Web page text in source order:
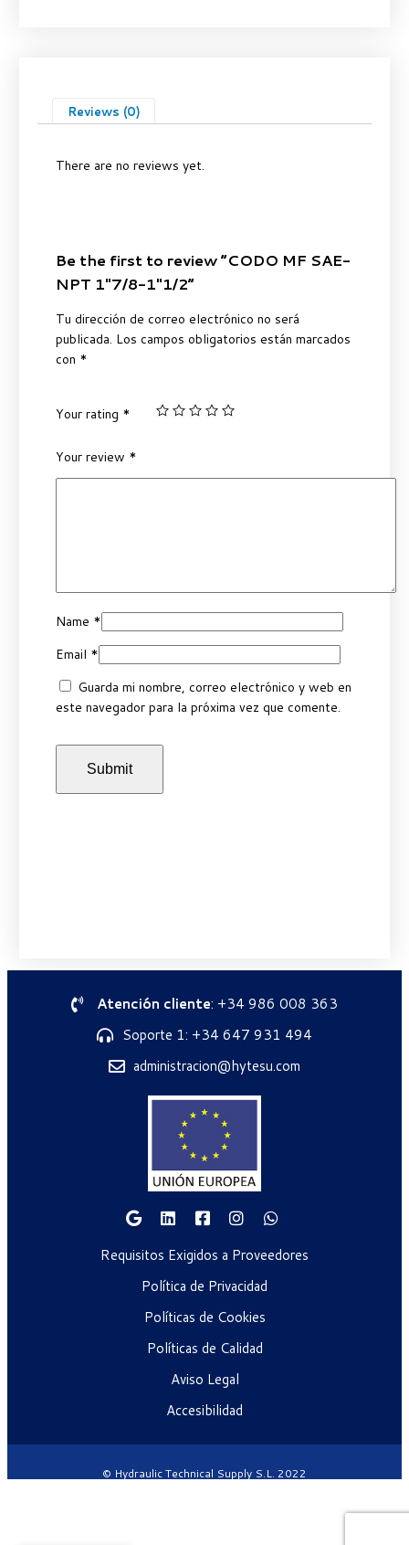
Reviews (0)
There are no reviews yet.
Be the first to review “CODO MF SAE-
NPT 1″7/8-1″1/2”
Tu dirección de correo electrónico no será
publicada. Los campos obligatorios están marcados
con *
Your rating *
Your review *
Name *
Email *
Guarda mi nombre, correo electrónico y web en
este navegador para la próxima vez que comente.
Atención cliente: +34 986 008 363
Soporte 1: +34 647 931 494
administracion@hytesu.com
Requisitos Exigidos a Proveedores
Política de Privacidad
Políticas de Cookies
Políticas de Calidad
Aviso Legal
Accesibilidad
© Hydraulic Technical Supply S.L. 2022